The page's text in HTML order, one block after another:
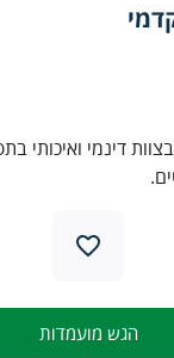
דינמי ואיכותי
הגש מועמדות